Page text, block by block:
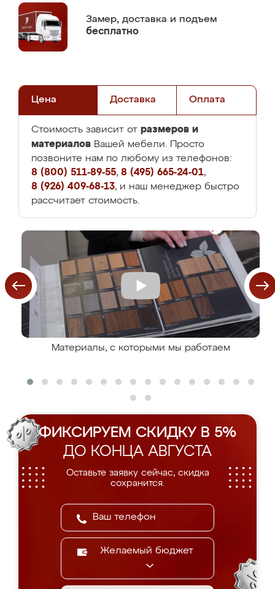
Замер, доставка и подъем
бесплатно
Цена Доставка Оплата
Стоимость зависит от размеров и
материалов Вашей мебели. Просто
позвоните нам по любому из телефонов:
8 (800) 511-89-55, 8 (495) 665-24-01,
8 (926) 409-68-13, и наш менеджер быстро
рассчитает стоимость.
Материалы, с которыми мы работаем
ФИКСИРУЕМ СКИДКУ В 5%
ДО КОНЦА АВГУСТА
Оставьте заявку сейчас, скидка
сохранится.
Желаемый бюджет